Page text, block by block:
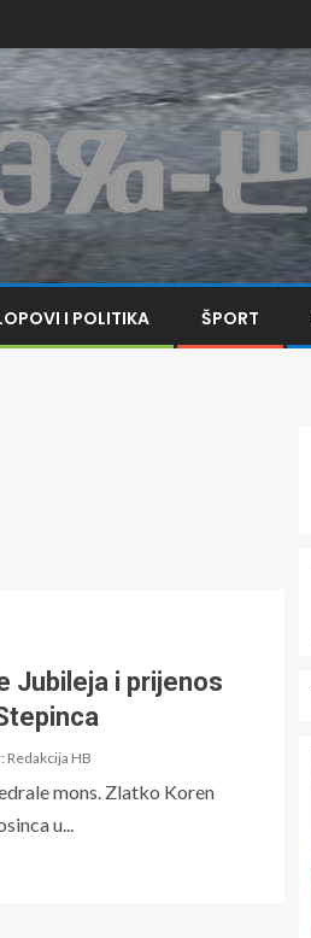
I POLITIKA ŠPORT
Jubileja i prijenos
Redakcija HB
mons. Zlatko Koren
u...